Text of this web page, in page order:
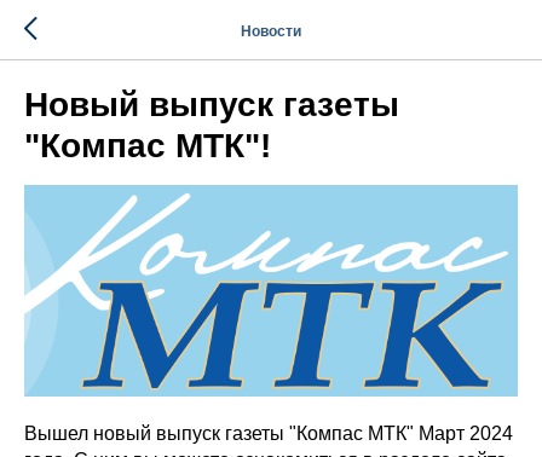
Новости
Новый выпуск газеты
"Компас МТК"!
Вышел новый выпуск газеты "Компас МТК" Март 2024